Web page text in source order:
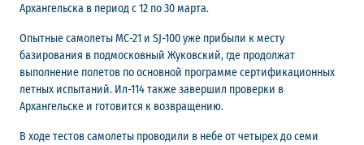
Архангельска в период с 12 по 30 марта.
Опытные самолеты МС-21 и SJ-100 уже прибыли к месту
базирования в подмосковный Жуковский, где продолжат
выполнение полетов по основной программе сертификационных
летных испытаний. Ил-114 также завершил проверки в
Архангельске и готовится к возвращению.
В ходе тестов самолеты проводили в небе от четырех до семи